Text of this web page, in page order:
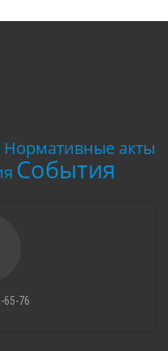
Нормативные акты
События
65-76